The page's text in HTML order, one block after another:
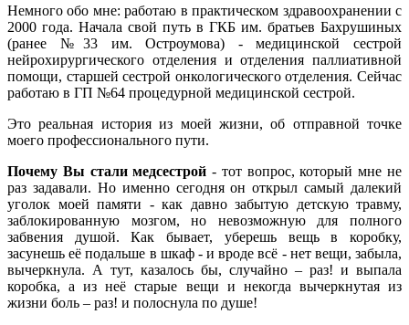
Немного обо мне: работаю в практическом здравоохранении с
2000 года. Начала свой путь в ГКБ им. братьев Бахрушиных
(ранее №33 им. Остроумова) - медицинской сестрой
нейрохирургического отделения и отделения паллиативной
помощи, старшей сестрой онкологического отделения. Сейчас
работаю в ГП №64 процедурной медицинской сестрой.
Это реальная история из моей жизни, об отправной точке
моего профессионального пути.
Почему Вы стали медсестрой - тот вопрос, который мне не
раз задавали. Но именно сегодня он открыл самый далекий
уголок моей памяти - как давно забытую детскую травму,
заблокированную мозгом, но невозможную для полного
забвения душой. Как бывает, уберешь вещь в коробку,
засунешь её подальше в шкаф - и вроде всё - нет вещи, забыла,
вычеркнула. А тут, казалось бы, случайно – раз! и выпала
коробка, а из неё старые вещи и некогда вычеркнутая из
жизни боль – раз! и полоснула по душе!